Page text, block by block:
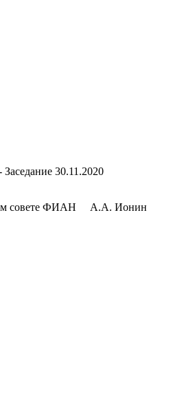
Заседание 30.11.2020
совете ФИАН А.А. Ионин